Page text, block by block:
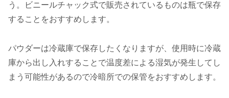
う。ビニールチャック式で販売されているものは瓶で保存
することをおすすめします。
パウダーは冷蔵庫で保存したくなりますが、使用時に冷蔵
庫から出し入れすることで温度差による湿気が発生してし
まう可能性があるので冷暗所での保管をおすすめします。